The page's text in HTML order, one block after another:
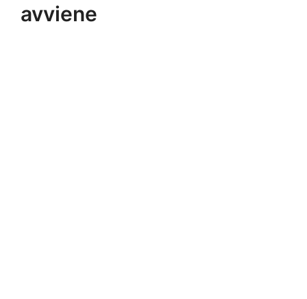
avviene